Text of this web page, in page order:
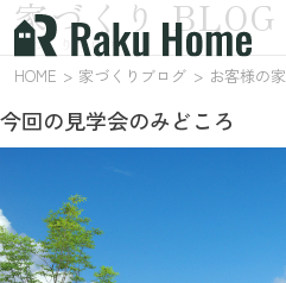
家づくりブログ
家づくり BLOG
HOME 家づくりブログ お客様の家
今回の見学会のみどころ